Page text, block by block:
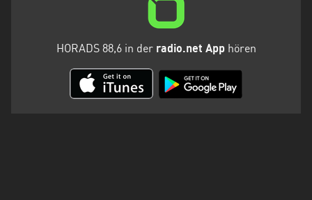
HORADS 88,6 in der radio.net Apphören